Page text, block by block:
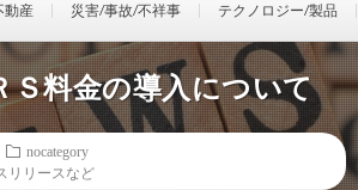
動産 災害/事故/不祥事 テクノロジー/製品
Ｓ料金の導入について
nocategory
リリースなど